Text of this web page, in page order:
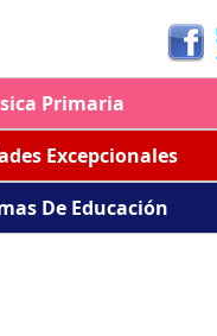
Primaria
Excepcionales
De Educación